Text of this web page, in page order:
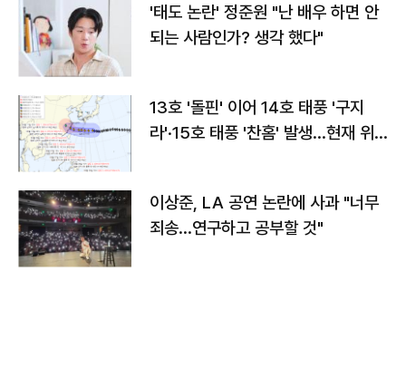
'태도 논란' 정준원 "난 배우 하면 안
되는 사람인가? 생각 했다"
13호 '돌핀' 이어 14호 태풍 '구지
라'·15호 태풍 '찬홈' 발생…현재 위
이상준, LA 공연 논란에 사과 "너무
죄송…연구하고 공부할 것"